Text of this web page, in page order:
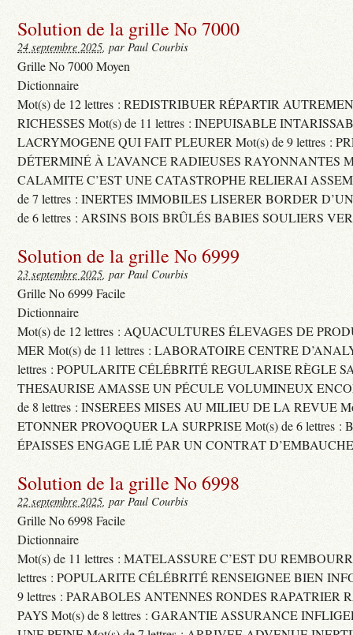
Solution de la grille No 7000
24 septembre 2025, par Paul Courbis
Grille No 7000 Moyen
Dictionnaire
Mot(s) de 12 lettres : REDISTRIBUER RÉPARTIR
RICHESSES Mot(s) de 11 lettres : INEPUISABLE
LACRYMOGENE QUI FAIT PLEURER Mot(s) de 9 lettres :
DÉTERMINÉ À L’AVANCE RADIEUSES RAYONNANTES
CALAMITE C’EST UNE CATASTROPHE RELIERAI
de 7 lettres : INERTES IMMOBILES LISERER BORDER
de 6 lettres : ARSINS BOIS BRÛLÉS BABIES SOULIERS
Solution de la grille No 6999
23 septembre 2025, par Paul Courbis
Grille No 6999 Facile
Dictionnaire
Mot(s) de 12 lettres : AQUACULTURES ÉLEVAGES DE
MER Mot(s) de 11 lettres : LABORATOIRE CENTRE
lettres : POPULARITE CÉLÉBRITÉ REGULARISE RÈGLE
THESAURISE AMASSE UN PÉCULE VOLUMINEUX
de 8 lettres : INSEREES MISES AU MILIEU DE LA REVUE
ETONNER PROVOQUER LA SURPRISE Mot(s) de 6 lettres :
ÉPAISSES ENGAGE LIÉ PAR UN CONTRAT
Solution de la grille No 6998
22 septembre 2025, par Paul Courbis
Grille No 6998 Facile
Dictionnaire
Mot(s) de 11 lettres : MATELASSURE C’EST DU
lettres : POPULARITE CÉLÉBRITÉ RENSEIGNEE BIEN
9 lettres : PARABOLES ANTENNES RONDES RAPATRIER
PAYS Mot(s) de 8 lettres : GARANTIE ASSURANCE